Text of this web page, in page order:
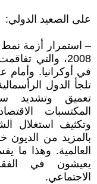
على الصعيد الدولي:
– استمرار أزمة نمط
2008، والتي
في أوكرانيا. وأمام
تلجأ الدول
تعميق وتشديد
المكتسبات
وتكثيف استغلال
بالمزيد من الديون
العالمية. وهذا ما
يعيشون في
الاجتماعي.